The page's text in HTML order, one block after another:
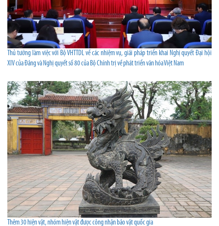
Thủ tướng làm việc với Bộ VHTTDL về các nhiệm vụ, giải pháp triển khai Nghị quyết Đại hội
XIV của Đảng và Nghị quyết số 80 của Bộ Chính trị về phát triển văn hóa Việt Nam
Thêm 30 hiện vật, nhóm hiện vật được công nhận bảo vật quốc gia